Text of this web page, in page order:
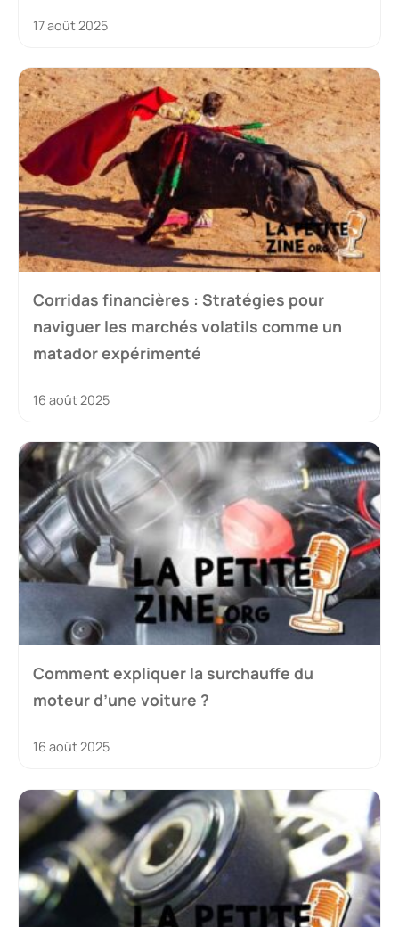
17 août 2025
Corridas financières : Stratégies pour
naviguer les marchés volatils comme un
matador expérimenté
16 août 2025
Comment expliquer la surchauffe du
moteur d’une voiture ?
16 août 2025